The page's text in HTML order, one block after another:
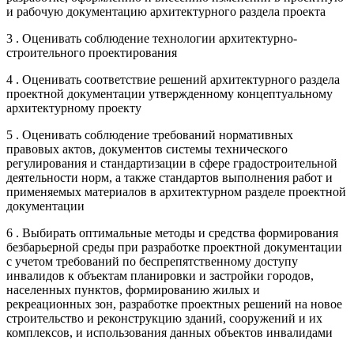
и рабочую документацию архитектурного раздела проекта
3 . Оценивать соблюдение технологии архитектурно-
строительного проектирования
4 . Оценивать соответствие решений архитектурного раздела
проектной документации утвержденному концептуальному
архитектурному проекту
5 . Оценивать соблюдение требований нормативных
правовых актов, документов системы технического
регулирования и стандартизации в сфере градостроительной
деятельности норм, а также стандартов выполнения работ и
применяемых материалов в архитектурном разделе проектной
документации
6 . Выбирать оптимальные методы и средства формирования
безбарьерной среды при разработке проектной документации
с учетом требований по беспрепятственному доступу
инвалидов к объектам планировки и застройки городов,
населенных пунктов, формированию жилых и
рекреационных зон, разработке проектных решений на новое
строительство и реконструкцию зданий, сооружений и их
комплексов, и использования данных объектов инвалидами